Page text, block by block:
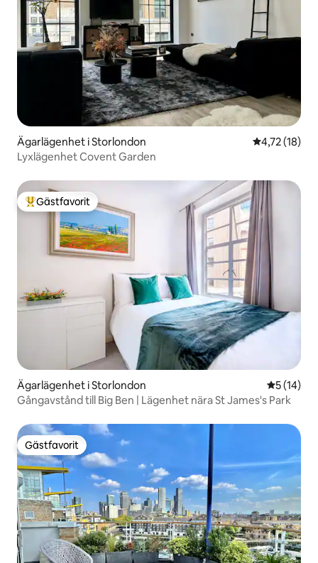
Ägarlägenhet i Storlondon 4,72 av 5 i
4,72 (18)
Lyxlägenhet Covent Garden
Populär gästfavorit
Gästfavorit
Ägarlägenhet i Storlondon 5 av 5 i
5 (14)
Gångavstånd till Big Ben | Lägenhet nära St James's Park
Gästfavorit
Gästfavorit